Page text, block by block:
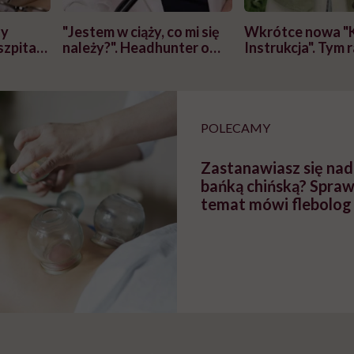
"Jestem w ciąży, co mi się
należy?". Headhunter o
Wkrótce nowa
Instrukcja". Tym
POLECAMY
Zastanawiasz się
bańką chińską?
temat mówi flebolog